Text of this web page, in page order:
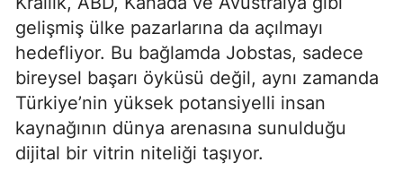
gelişmiş ülke pazarlarına da açılmayı
hedefliyor. Bu bağlamda Jobstas, sadece
bireysel başarı öyküsü değil, aynı zamanda
Türkiye’nin yüksek potansiyelli insan
kaynağının dünya arenasına sunulduğu
dijital bir vitrin niteliği taşıyor.